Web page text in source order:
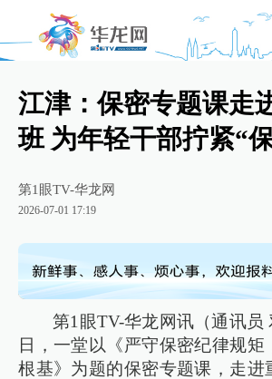
江津：保密专题课走
班 为年轻干部拧紧“
第1眼TV-华龙网
2026-07-01 17:19
第1眼TV-华龙网讯（通讯员
日，一堂以《严守保密纪律规矩
根基》为题的保密专题课，走进